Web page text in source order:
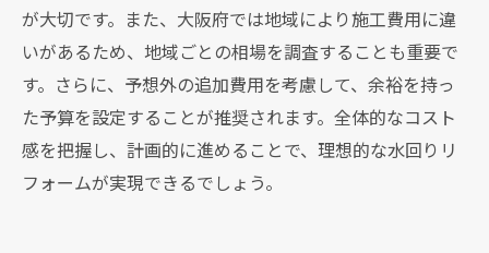
が大切です。また、大阪府では地域により施工費用に違
いがあるため、地域ごとの相場を調査することも重要で
す。さらに、予想外の追加費用を考慮して、余裕を持っ
た予算を設定することが推奨されます。全体的なコスト
感を把握し、計画的に進めることで、理想的な水回りリ
フォームが実現できるでしょう。